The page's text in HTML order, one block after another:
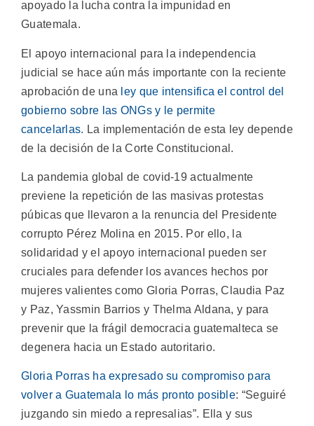
apoyado la lucha contra la impunidad en
Guatemala.
El apoyo internacional para la independencia
judicial se hace aún más importante con la reciente
aprobación de una ley que intensifica el control del
gobierno sobre las ONGs y le permite
cancelarlas. La implementación de esta ley depende
de la decisión de la Corte Constitucional.
La pandemia global de covid-19 actualmente
previene la repetición de las masivas protestas
púbicas que llevaron a la renuncia del Presidente
corrupto Pérez Molina en 2015. Por ello, la
solidaridad y el apoyo internacional pueden ser
cruciales para defender los avances hechos por
mujeres valientes como Gloria Porras, Claudia Paz
y Paz, Yassmin Barrios y Thelma Aldana, y para
prevenir que la frágil democracia guatemalteca se
degenera hacia un Estado autoritario.
Gloria Porras ha expresado su compromiso para
volver a Guatemala lo más pronto posible: “Seguiré
juzgando sin miedo a represalias”. Ella y sus